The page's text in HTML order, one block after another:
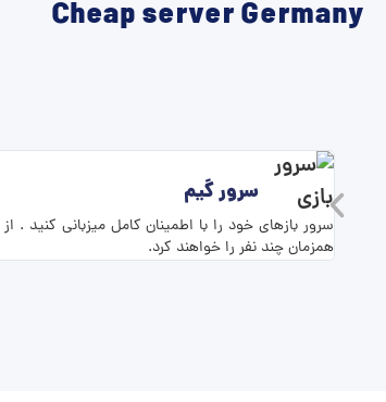
Cheap server Germany
سرور گیم
همزمان چند نفر را خواهند کرد.